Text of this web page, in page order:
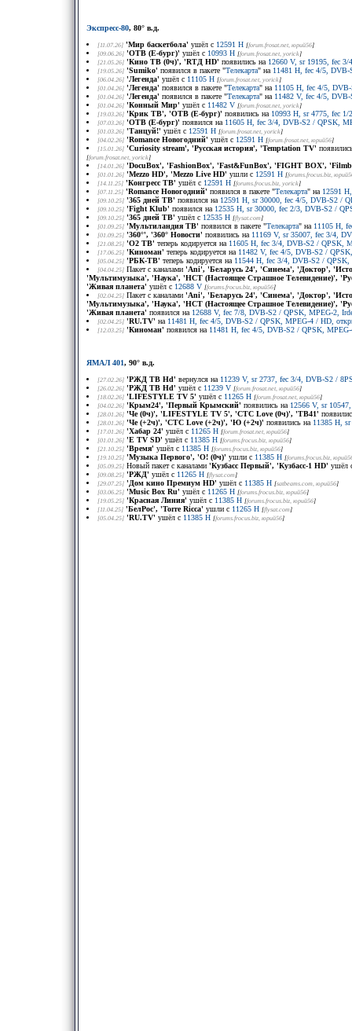
Экспресс-80, 80° в.д.
[11.07.26] 'Мир баскетбола' ушёл с 12591 H [forum.frosat.net, юрий56]
[09.06.26] 'ОТВ (Е-бург)' ушёл с 10993 H [forum.frosat.net, yorick]
[21.05.26] 'Кино ТВ (0ч)', 'RTД HD' появились на 12660 V, sr 19195, fec
[19.05.26] 'Sumiko' появился в пакете "Телекарта" на 11481 H, fec 4/5,
[06.04.26] 'Легенда' ушёл с 11105 H [forum.frosat.net, yorick]
[01.04.26] 'Легенда' появился в пакете "Телекарта" на 11105 H, fec 4/5,
[01.04.26] 'Легенда' появился в пакете "Телекарта" на 11482 V, fec 4/5,
[01.04.26] 'Конный Мир' ушёл с 11482 V [forum.frosat.net, yorick]
[19.03.26] 'Крик ТВ', 'ОТВ (Е-бург)' появились на 10993 H, sr 4775, fec
[07.03.26] 'ОТВ (Е-бург)' появился на 11605 H, fec 3/4, DVB-S2 / QPSK,
[01.03.26] 'Танцуй!' ушёл с 12591 H [forum.frosat.net, yorick]
[04.02.26] 'Romance Новогодний' ушёл с 12591 H [forum.frosat.net, юрий56]
[15.01.26] 'Curiosity stream', 'Русская история', 'Temptation TV'
[forum.frosat.net, yorick]
[14.01.26] 'DocuBox', 'FashionBox', 'Fast&FunBox', 'FIGHT BOX',
[01.01.26] 'Mezzo HD', 'Mezzo Live HD' ушли с 12591 H [forums.frocus.biz,
[14.11.25] 'Конгресс ТВ' ушёл с 12591 H [forums.frocus.biz, yorick]
[07.11.25] 'Romance Новогодний' появился в пакете "Телекарта" на 12591
[09.10.25] '365 дней ТВ' появился на 12591 H, sr 30000, fec 4/5, DVB-S2 /
[09.10.25] 'Fight Klub' появился на 12535 H, sr 30000, fec 2/3, DVB-S2 /
[09.10.25] '365 дней ТВ' ушёл с 12535 H [flysat.com]
[01.09.25] 'Мультиландия ТВ' появился в пакете "Телекарта" на 11105 H,
[01.09.25] '360°', '360° Новости' появились на 11169 V, sr 35007, fec 3/4,
[21.08.25] 'О2 ТВ' теперь кодируется на 11605 H, fec 3/4, DVB-S2 / QPSK,
[17.06.25] 'Киноман' теперь кодируется на 11482 V, fec 4/5, DVB-S2 /
[05.04.25] 'РБК-ТВ' теперь кодируется на 11544 H, fec 3/4, DVB-S2 /
[04.04.25] Пакет с каналами 'Ani', 'Беларусь 24', 'Синема', 'Доктор',
'Мультимузыка', 'Наука', 'НСТ (Настоящее Страшное Телевидение)',
'Живая планета' ушёл с 12688 V [forums.frocus.biz, юрий56]
[02.04.25] Пакет с каналами 'Ani', 'Беларусь 24', 'Синема', 'Доктор',
'Мультимузыка', 'Наука', 'НСТ (Настоящее Страшное Телевидение)',
'Живая планета' появился на 12688 V, fec 7/8, DVB-S2 / QPSK, MPEG-2,
[02.04.25] 'RU.TV' на 11481 H, fec 4/5, DVB-S2 / QPSK, MPEG-4 / HD,
[12.03.25] 'Киноман' появился на 11481 H, fec 4/5, DVB-S2 / QPSK,
ЯМАЛ 401, 90° в.д.
[27.02.26] 'РЖД ТВ Hd' вернулся на 11239 V, sr 2737, fec 3/4, DVB-S2 /
[26.02.26] 'РЖД ТВ Hd' ушёл с 11239 V [forum.frosat.net, юрий56]
[18.02.26] 'LIFESTYLE TV 5' ушёл с 11265 H [forum.frosat.net, юрий56]
[04.02.26] 'Крым24', 'Первый Крымский' появились на 12566 V, sr
[28.01.26] 'Че (0ч)', 'LIFESTYLE TV 5', 'СТС Love (0ч)', 'ТВ41'
[28.01.26] 'Че (+2ч)', 'СТС Love (+2ч)', 'Ю (+2ч)' появились на 11385 H,
[17.01.26] 'Хабар 24' ушёл с 11265 H [forum.frosat.net, юрий56]
[01.01.26] 'E TV SD' ушёл с 11385 H [forums.frocus.biz, юрий56]
[21.10.25] 'Время' ушёл с 11385 H [forums.frocus.biz, юрий56]
[19.10.25] 'Музыка Первого', 'О! (0ч)' ушли с 11385 H [forums.frocus.biz,
[05.09.25] Новый пакет с каналами 'Кузбасс Первый', 'Кузбасс-1 HD' ушёл
[09.08.25] 'РЖД' ушёл с 11265 H [flysat.com]
[29.07.25] 'Дом кино Премиум HD' ушёл с 11385 H [satbeams.com, юрий56]
[03.06.25] 'Music Box Ru' ушёл с 11265 H [forums.frocus.biz, юрий56]
[19.05.25] 'Красная Линия' ушёл с 11385 H [forums.frocus.biz, юрий56]
[11.04.25] 'БелРос', 'Torre Ricca' ушли с 11265 H [flysat.com]
[05.04.25] 'RU.TV' ушёл с 11385 H [forums.frocus.biz, юрий56]